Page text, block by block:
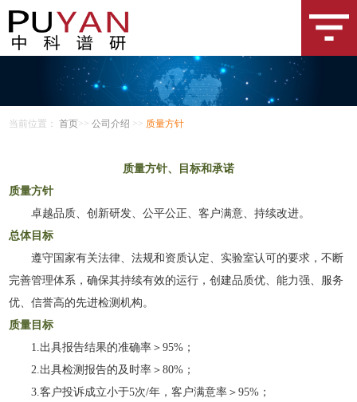
当前位置： 首页>> 公司介绍 >> 质量方针
质量方针、目标和承诺
质量方针
卓越品质、创新研发、公平公正、客户满意、持续改进。
总体目标
遵守国家有关法律、法规和资质认定、实验室认可的要求，不断
完善管理体系，确保其持续有效的运行，创建品质优、能力强、服务
优、信誉高的先进检测机构。
质量目标
1.出具报告结果的准确率＞95%；
2.出具检测报告的及时率＞80%；
3.客户投诉成立小于5次/年，客户满意率＞95%；